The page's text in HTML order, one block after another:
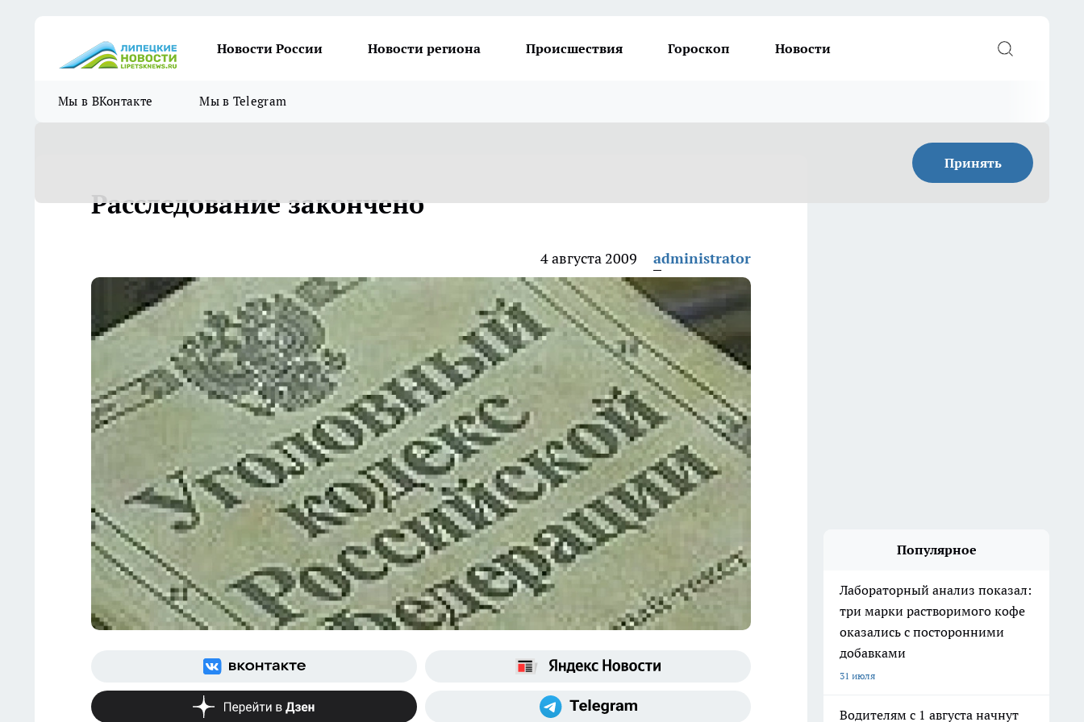
Новости России Новости региона Происшествия Гороскоп Новости
Мы в ВКонтакте Мы в Telegram
Принять
Расследование закончено
4 августа 2009 administrator
Популярное
Лабораторный анализ показал:
три марки растворимого кофе
оказались с посторонними
добавками
31 июля
Водителям с 1 августа начнут